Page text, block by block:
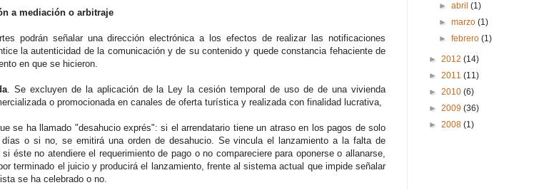
a mediación o arbitraje
podrán señalar una dirección electrónica a los efectos de realizar las notificaciones
la autenticidad de la comunicación y de su contenido y quede constancia fehaciente de
en que se hicieron.
. Se excluyen de la aplicación de la Ley la cesión temporal de uso de de una vivienda
o promocionada en canales de oferta turística y realizada con finalidad lucrativa,
se ha llamado "desahucio exprés": si el arrendatario tiene un atraso en los pagos de solo
o si no, se emitirá una orden de desahucio. Se vincula el lanzamiento a la falta de
éste no atendiere el requerimiento de pago o no compareciere para oponerse o allanarse,
terminado el juicio y producirá el lanzamiento, frente al sistema actual que impide señalar
se ha celebrado o no.
►abril(1)
►marzo(1)
►febrero(1)
► 2012 (14)
► 2011 (11)
► 2010 (6)
► 2009 (36)
► 2008 (1)